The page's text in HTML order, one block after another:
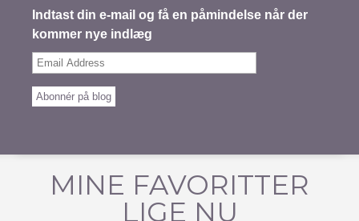
Indtast din e-mail og få en påmindelse når der
kommer nye indlæg
Email
Abonnér på blog
MINE FAVORITTER
LIGE NU